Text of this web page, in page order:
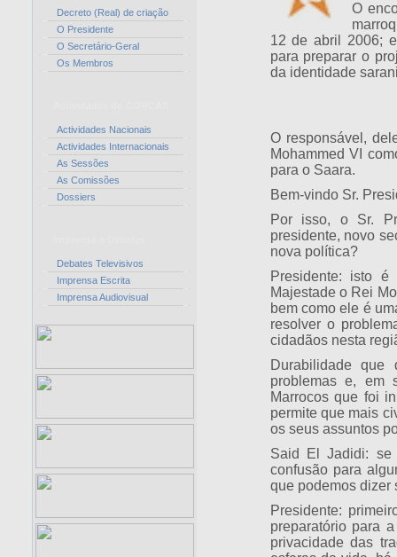
Decreto (Real) de criação
O Presidente
O Secretário-Geral
Os Membros
Actividades Nacionais
Actividades Internacionais
As Sessões
As Comissões
Dossiers
Debates Televisivos
Imprensa Escrita
Imprensa Audiovisual
O
12 de abril 2006;
para preparar o
da identidade
O responsável,
Mohammed VI
para o Saara.
Bem-vindo Sr.
Por isso, o Sr.
presidente, novo
nova política?
Presidente: isto
Majestade o Rei
bem como ele é
resolver o
cidadãos nesta
Durabilidade
problemas e, em
Marrocos que foi
permite que mais
os seus assuntos
Said El Jadidi: se
confusão para
que podemos dizer
Presidente:
preparatório para
privacidade das